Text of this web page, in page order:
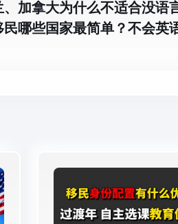
加拿大为什么不适合没语
哪些国家最简单？不会英